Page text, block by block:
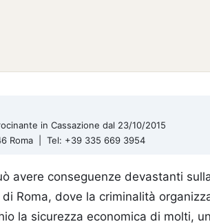
in Cassazione dal 23/10/2015
Roma | Tel: +39 335 669 3954
avere conseguenze devastanti
Roma, dove la criminalità
la sicurezza economica di molti,